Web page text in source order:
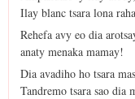
Ilay blanc tsara lona
Rehefa avy eo dia
anaty menaka mamay!
Dia avadiho ho tsara
Tandremo tsara sao dia